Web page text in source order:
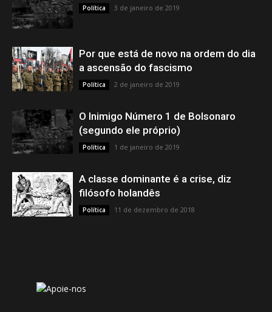
Política 3 de janeiro de 2019
Por que está de novo na ordem do dia
a ascensão do fascismo
Política 2 de janeiro de 2019
O Inimigo Número 1 de Bolsonaro
(segundo ele próprio)
Política 1 de janeiro de 2019
A classe dominante é a crise, diz
filósofo holandês
Política 11 de dezembro de 2018